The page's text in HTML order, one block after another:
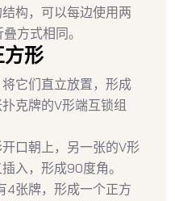
构，可以每边使用两
方式相同。
形
它们直立放置，形成
克牌的V形端互锁组
口朝上，另一张的V形
入，形成90度角。
4张牌，形成一个正方